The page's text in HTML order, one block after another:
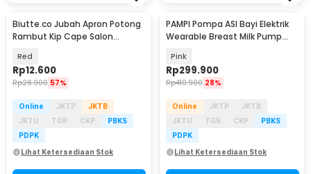
Biutte.co Jubah Apron Potong
Rambut Kip Cape Salon
Red
Rp12.600
Rp28.900 57%
Online JKTP
JKTB
JKTU
TGR CKP
PBKS
PDPK
Lihat Ketersediaan Stok
PAMPI Pompa ASI Bayi Elektrik
Wearable Breast Milk Pump
Pink
Rp299.900
Rp410.900 28%
Online JKTP
JKTB
JKTU
TGR CKP
PBKS
PDPK
Lihat Ketersediaan Stok